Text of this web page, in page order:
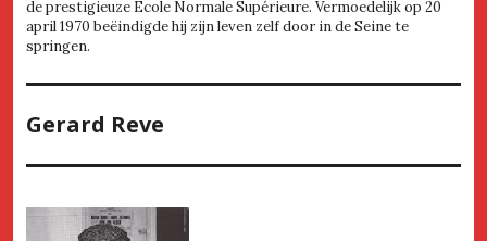
de prestigieuze Ecole Normale Supérieure. Vermoedelijk op 20
april 1970 beëindigde hij zijn leven zelf door in de Seine te
springen.
Gerard Reve